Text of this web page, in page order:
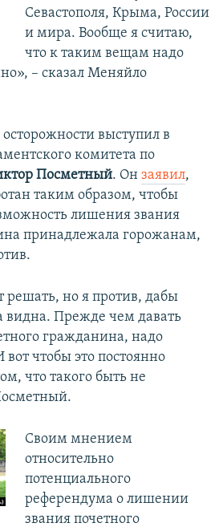
Севастополя, Крыма, России
и мира. Вообще я считаю,
что к таким вещам надо
– сказал Меняйло
выступил в
комитета по
Посметный. Он заявил,
таким образом, чтобы
лишения звания
принадлежала горожанам,
решать, но я против, дабы
видна. Прежде чем давать
гражданина, надо
чтобы это постоянно
что такого быть не
Своим мнением
относительно
потенциального
референдума о лишении
звания почетного